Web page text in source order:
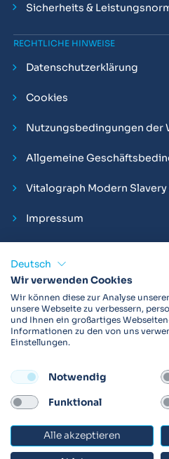
Sicherheits &
RECHTLICHE HINWEISE
Datenschutzerklärung
Cookies
Nutzungsbedingungen der
Allgemeine
Vitalograph Modern
Impressum
Vitalograph ist ein internationaler
EKGs und Bakterien-Viren-Filtern
Lungenfunktionsdiagnostik.
als Technologie- und Service-
FOLLOW
© 2026 Vitalograph
Deutsch
Wir verwenden Cookies
Wir können diese zur Analyse
unsere Webseite zu verbessern,
und Ihnen ein großartiges
Informationen zu den von uns
Einstellungen.
Notwendig
Funktional
Alle akzeptieren